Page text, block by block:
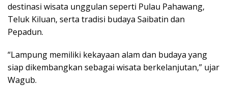
destinasi wisata unggulan seperti Pulau Pahawang,
Teluk Kiluan, serta tradisi budaya Saibatin dan
Pepadun.
“Lampung memiliki kekayaan alam dan budaya yang
siap dikembangkan sebagai wisata berkelanjutan,” ujar
Wagub.